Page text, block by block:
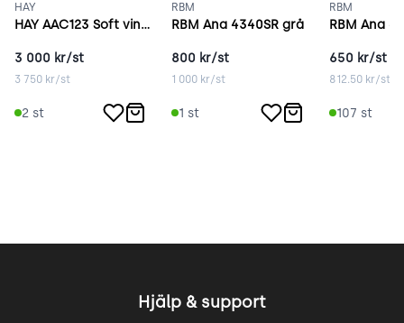
HAY
HAY AAC123 Soft vinröd
3 000 kr/st
3 750 kr/st
2 st
RBM
RBM Ana 4340SR grå
800 kr/st
1 000 kr/st
1 st
RBM
RBM Ana
650 kr/st
812.50kr/st
107 st
Hjälp & support